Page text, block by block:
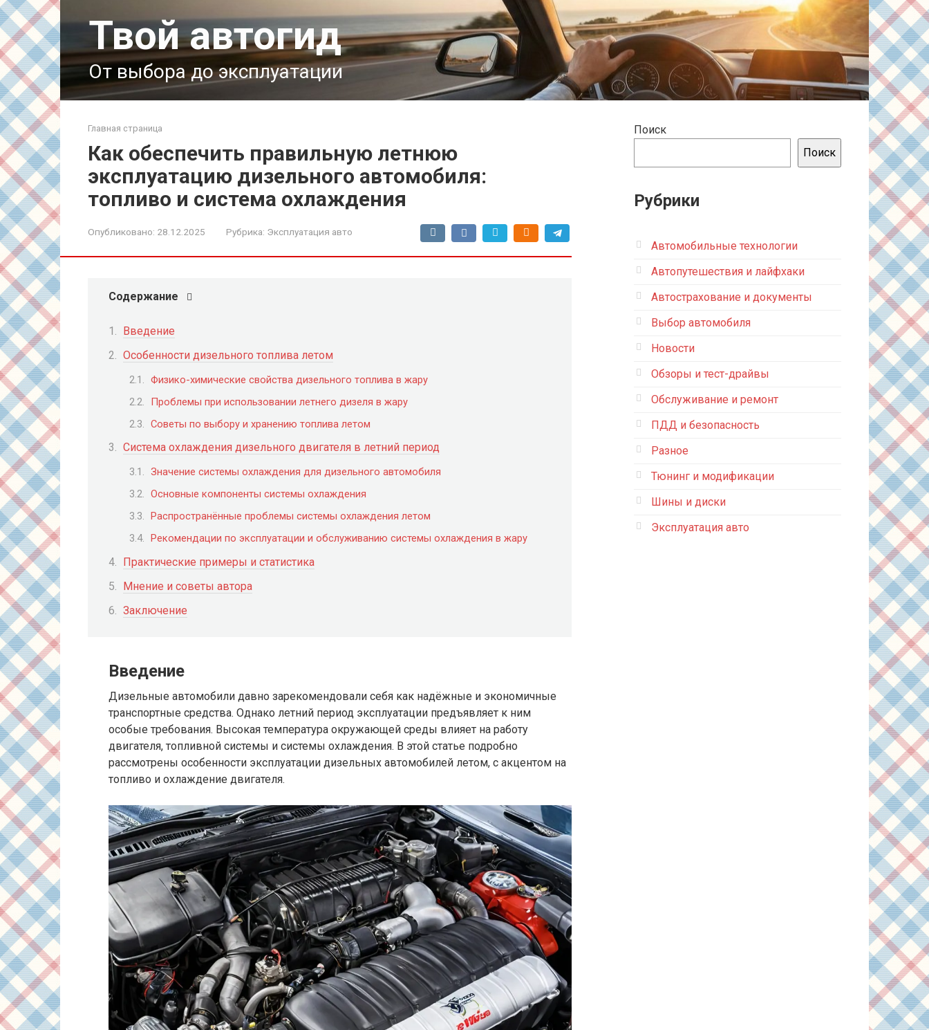
Перейти
к
контенту
Твой автогид
От выбора до эксплуатации
Главная страница
Как обеспечить правильную летнюю
эксплуатацию дизельного автомобиля:
топливо и система охлаждения
Опубликовано: 28.12.2025 Рубрика: Эксплуатация авто
Содержание
Введение
Особенности дизельного топлива летом
Физико-химические свойства дизельного топлива в жару
Проблемы при использовании летнего дизеля в жару
Советы по выбору и хранению топлива летом
Система охлаждения дизельного двигателя в летний период
Значение системы охлаждения для дизельного автомобиля
Основные компоненты системы охлаждения
Распространённые проблемы системы охлаждения летом
Рекомендации по эксплуатации и обслуживанию системы охлаждения в жару
Практические примеры и статистика
Мнение и советы автора
Заключение
Введение
Дизельные автомобили давно зарекомендовали себя как надёжные и экономичные
транспортные средства. Однако летний период эксплуатации предъявляет к ним
особые требования. Высокая температура окружающей среды влияет на работу
двигателя, топливной системы и системы охлаждения. В этой статье подробно
рассмотрены особенности эксплуатации дизельных автомобилей летом, с акцентом на
топливо и охлаждение двигателя.
Поиск
Поиск
Рубрики
Автомобильные технологии
Автопутешествия и лайфхаки
Автострахование и документы
Выбор автомобиля
Новости
Обзоры и тест-драйвы
Обслуживание и ремонт
ПДД и безопасность
Разное
Тюнинг и модификации
Шины и диски
Эксплуатация авто